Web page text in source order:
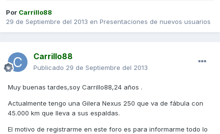
Por Carrillo88
29 de Septiembre del 2013 en Presentaciones de nuevos usuarios
Carrillo88
Publicado 29 de Septiembre del 2013
Muy buenas tardes,soy Carrillo88,24 años .
Actualmente tengo una Gilera Nexus 250 que va de fábula con
45.000 km que lleva a sus espaldas.
El motivo de registrarme en este foro es para informarme todo lo